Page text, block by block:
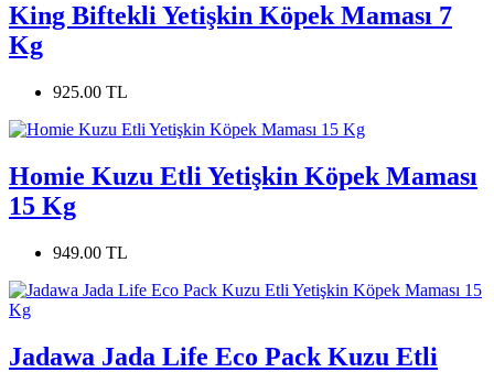
King Biftekli Yetişkin Köpek Maması 7
Kg
925.00 TL
Homie Kuzu Etli Yetişkin Köpek Maması
15 Kg
949.00 TL
Jadawa Jada Life Eco Pack Kuzu Etli